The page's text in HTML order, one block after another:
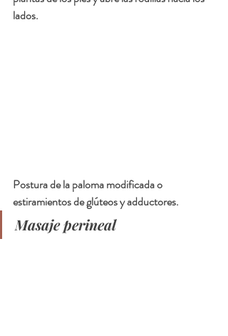
lados.
Postura de la paloma modificada o
estiramientos de glúteos y adductores.
Masaje perineal